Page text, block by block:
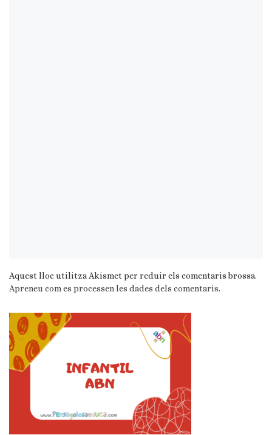
Aquest lloc utilitza Akismet per reduir els comentaris brossa.
Apreneu com es processen les dades dels comentaris.